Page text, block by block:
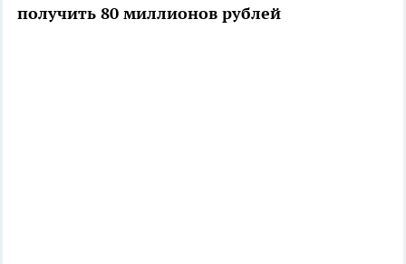
получить 80 миллионов рублей